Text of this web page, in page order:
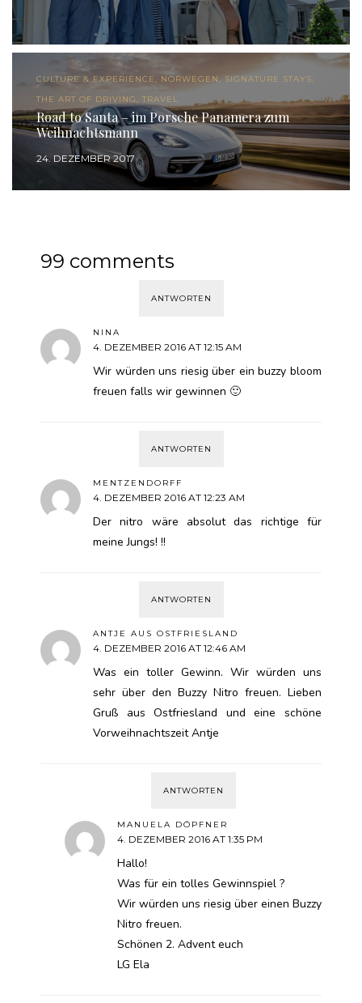
CULTURE & EXPERIENCE, NORWEGEN, SIGNATURE STAYS,
THE ART OF DRIVING, TRAVEL
Road to Santa – im Porsche Panamera zum
Weihnachtsmann
24. DEZEMBER 2017
99 comments
ANTWORTEN
NINA
4. DEZEMBER 2016 AT 12:15 AM
Wir würden uns riesig über ein buzzy bloom
freuen falls wir gewinnen 🙂
ANTWORTEN
MENTZENDORFF
4. DEZEMBER 2016 AT 12:23 AM
Der nitro wäre absolut das richtige für
meine Jungs! !!
ANTWORTEN
ANTJE AUS OSTFRIESLAND
4. DEZEMBER 2016 AT 12:46 AM
Was ein toller Gewinn. Wir würden uns
sehr über den Buzzy Nitro freuen. Lieben
Gruß aus Ostfriesland und eine schöne
Vorweihnachtszeit Antje
ANTWORTEN
MANUELA DÖPFNER
4. DEZEMBER 2016 AT 1:35 PM
Hallo!
Was für ein tolles Gewinnspiel ?
Wir würden uns riesig über einen Buzzy
Nitro freuen.
Schönen 2. Advent euch
LG Ela